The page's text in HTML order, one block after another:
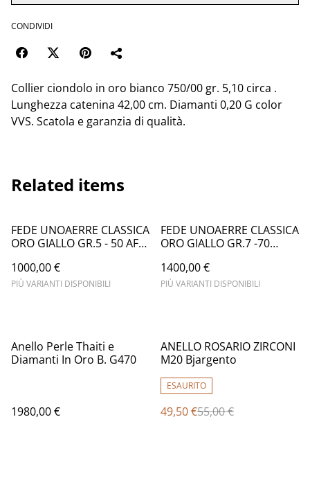
CONDIVIDI
Collier ciondolo in oro bianco 750/00 gr. 5,10 circa .
Lunghezza catenina 42,00 cm. Diamanti 0,20 G color
VVS. Scatola e garanzia di qualità.
Related items
FEDE UNOAERRE CLASSICA
ORO GIALLO GR.5 - 50 AFN
1000,00 €
PIÙ VARIANTI DISPONIBILI
FEDE UNOAERRE CLASSICA
ORO GIALLO GR.7 -70
1400,00 €
PIÙ VARIANTI DISPONIBILI
Anello Perle Thaiti e
Diamanti In Oro B. G470
1980,00 €
%
ANELLO ROSARIO ZIRCONI
M20 Bjargento
ESAURITO
49,50 €55,00 €